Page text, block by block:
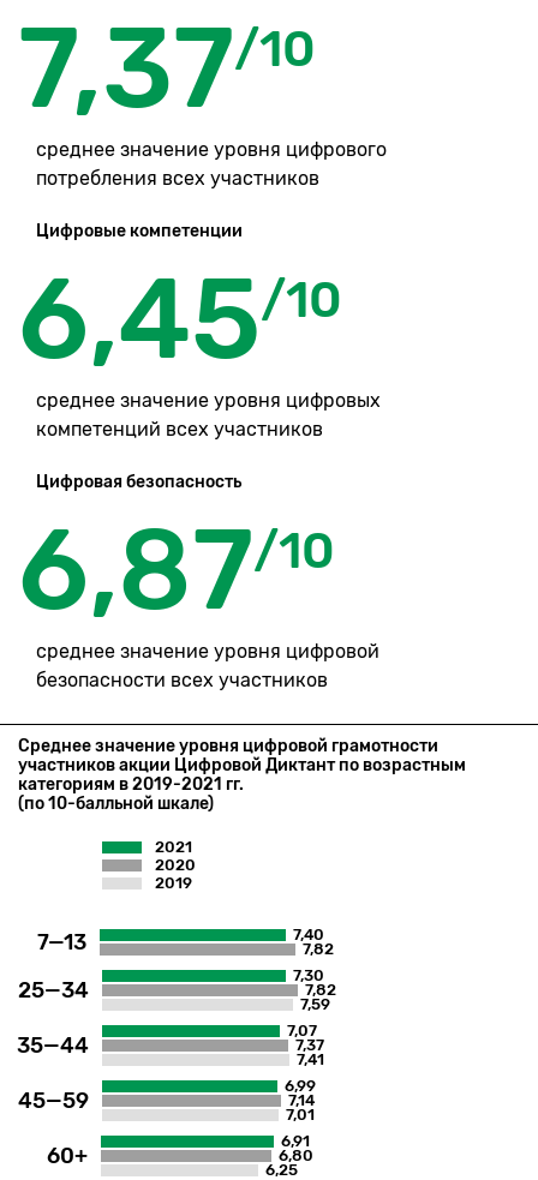
7,37/10
среднее значение уровня цифрового
потребления всех участников
Цифровые компетенции
6,45/10
среднее значение уровня цифровых
компетенций всех участников
Цифровая безопасность
6,87/10
среднее значение уровня цифровой
безопасности всех участников
Среднее значение уровня цифровой грамотности
участников акции Цифровой Диктант по возрастным
категориям в 2019-2021 гг.
(по 10-балльной шкале)
2021
2020
2019
7—13
7,40
7,82
25—34
7,30
7,82
7,59
35—44
7,07
7,37
7,41
45—59
6,99
7,14
7,01
60+
6,91
6,80
6,25